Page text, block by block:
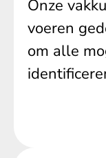
Onze
voeren
om alle